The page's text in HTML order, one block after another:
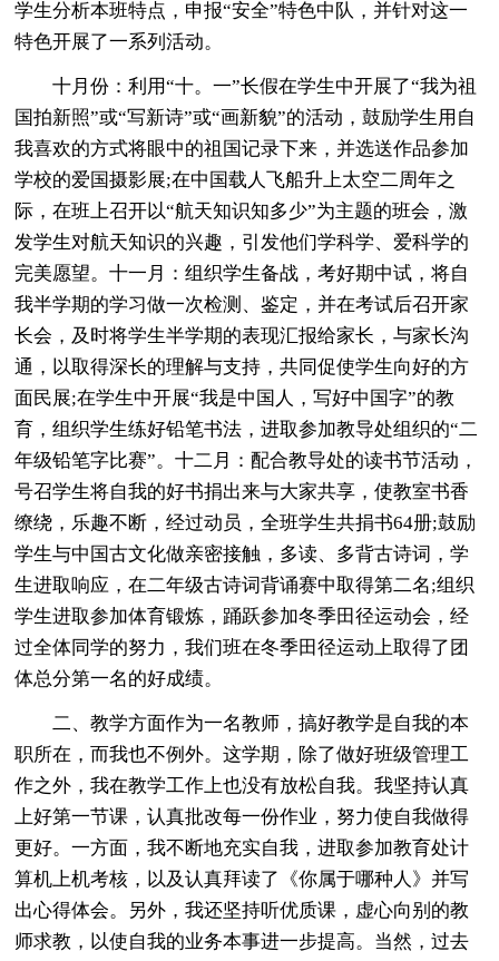
学生分析本班特点，申报“安全”特色中队，并针对这一
特色开展了一系列活动。
十月份：利用“十。一”长假在学生中开展了“我为祖
国拍新照”或“写新诗”或“画新貌”的活动，鼓励学生用自
我喜欢的方式将眼中的祖国记录下来，并选送作品参加
学校的爱国摄影展;在中国载人飞船升上太空二周年之
际，在班上召开以“航天知识知多少”为主题的班会，激
发学生对航天知识的兴趣，引发他们学科学、爱科学的
完美愿望。十一月：组织学生备战，考好期中试，将自
我半学期的学习做一次检测、鉴定，并在考试后召开家
长会，及时将学生半学期的表现汇报给家长，与家长沟
通，以取得深长的理解与支持，共同促使学生向好的方
面民展;在学生中开展“我是中国人，写好中国字”的教
育，组织学生练好铅笔书法，进取参加教导处组织的“二
年级铅笔字比赛”。十二月：配合教导处的读书节活动，
号召学生将自我的好书捐出来与大家共享，使教室书香
缭绕，乐趣不断，经过动员，全班学生共捐书64册;鼓励
学生与中国古文化做亲密接触，多读、多背古诗词，学
生进取响应，在二年级古诗词背诵赛中取得第二名;组织
学生进取参加体育锻炼，踊跃参加冬季田径运动会，经
过全体同学的努力，我们班在冬季田径运动上取得了团
体总分第一名的好成绩。
二、教学方面作为一名教师，搞好教学是自我的本
职所在，而我也不例外。这学期，除了做好班级管理工
作之外，我在教学工作上也没有放松自我。我坚持认真
上好第一节课，认真批改每一份作业，努力使自我做得
更好。一方面，我不断地充实自我，进取参加教育处计
算机上机考核，以及认真拜读了《你属于哪种人》并写
出心得体会。另外，我还坚持听优质课，虚心向别的教
师求教，以使自我的业务本事进一步提高。当然，过去